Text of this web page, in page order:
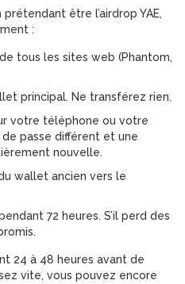
être l’airdrop YAE,
:
tous les sites web (Phantom,
principal. Ne transférez rien.
votre téléphone ou votre
passe différent et une
nouvelle.
wallet ancien vers le
72 heures. S’il perd des
24 à 48 heures avant de
vite, vous pouvez encore